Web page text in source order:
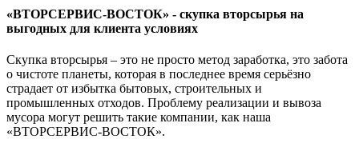
«ВТОРСЕРВИС-ВОСТОК» - скупка вторсырья на
выгодных для клиента условиях
Скупка вторсырья – это не просто метод заработка, это забота
о чистоте планеты, которая в последнее время серьёзно
страдает от избытка бытовых, строительных и
промышленных отходов. Проблему реализации и вывоза
мусора могут решить такие компании, как наша
«ВТОРСЕРВИС-ВОСТОК».